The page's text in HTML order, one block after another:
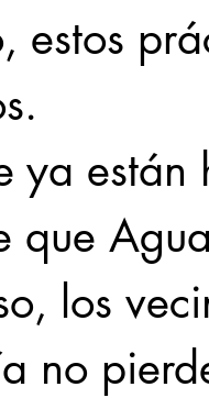
estos
ya
que
los
no